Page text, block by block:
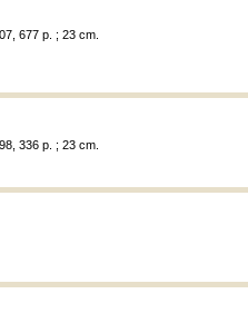
677 p. ; 23 cm.
336 p. ; 23 cm.